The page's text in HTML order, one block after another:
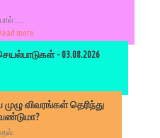
:...
Read more
- 03.08.2026
முழு விவரங்கள் தெரிந்து